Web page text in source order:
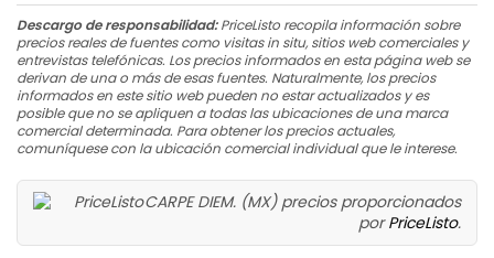
Descargo de responsabilidad:PriceListo recopila información sobre
precios reales de fuentes como visitas in situ, sitios web comerciales y
entrevistas telefónicas. Los precios informados en esta página web se
derivan de una o más de esas fuentes. Naturalmente, los precios
informados en este sitio web pueden no estar actualizados y es
posible que no se apliquen a todas las ubicaciones de una marca
comercial determinada. Para obtener los precios actuales,
comuníquese con la ubicación comercial individual que le interese.
CARPE DIEM. (MX) precios proporcionados
porPriceListo.